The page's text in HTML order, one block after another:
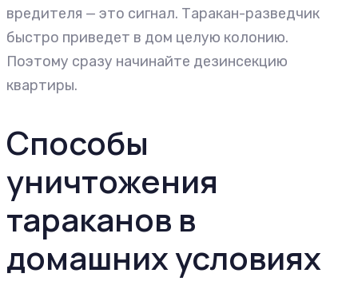
вредителя — это сигнал. Таракан-разведчик
быстро приведет в дом целую колонию.
Поэтому сразу начинайте дезинсекцию
квартиры.
Способы
уничтожения
тараканов в
домашних условиях